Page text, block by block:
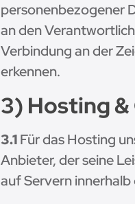
personenbezogener
an den
Verbindung an der
erkennen.
3) Hosting
3.1Für das Hosting
Anbieter, der seine
auf Servern